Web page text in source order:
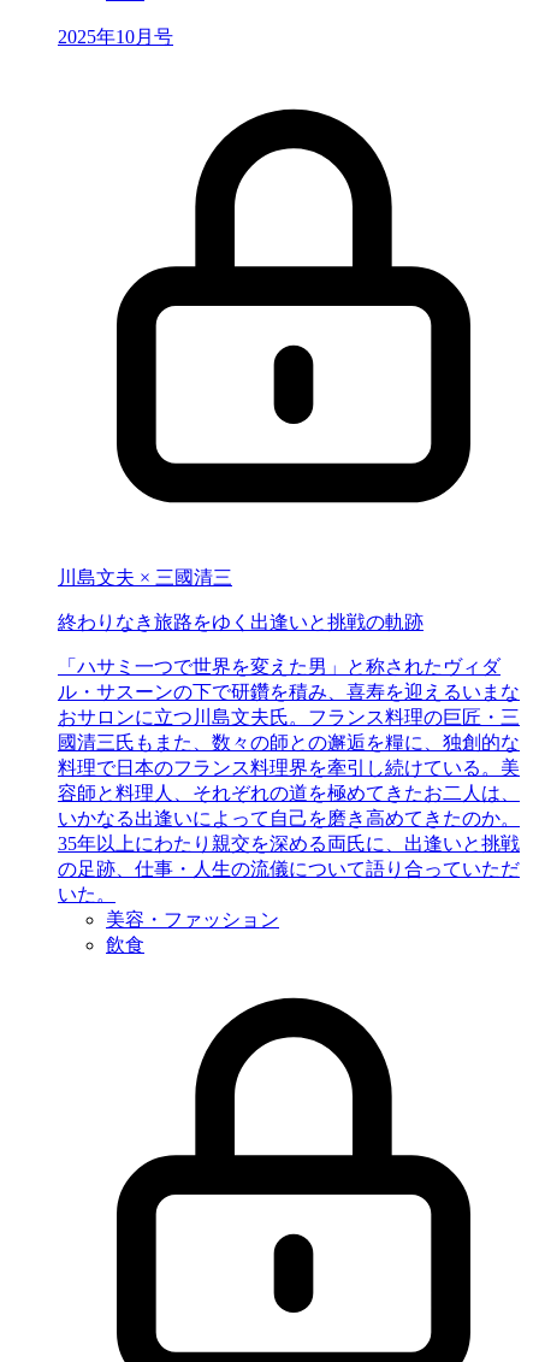
2025年10月号
川島文夫 × 三國清三
終わりなき旅路をゆく 出逢いと挑戦の軌跡
「ハサミ一つで世界を変えた男」と称されたヴィダ
ル・サスーンの下で研鑽を積み、喜寿を迎えるいまな
おサロンに立つ川島文夫氏。フランス料理の巨匠・三
國清三氏もまた、数々の師との邂逅を糧に、独創的な
料理で日本のフランス料理界を牽引し続けている。美
容師と料理人、それぞれの道を極めてきたお二人は、
いかなる出逢いによって自己を磨き高めてきたのか。
35年以上にわたり親交を深める両氏に、出逢いと挑戦
の足跡、仕事・人生の流儀について語り合っていただ
いた。
美容・ファッション
飲食